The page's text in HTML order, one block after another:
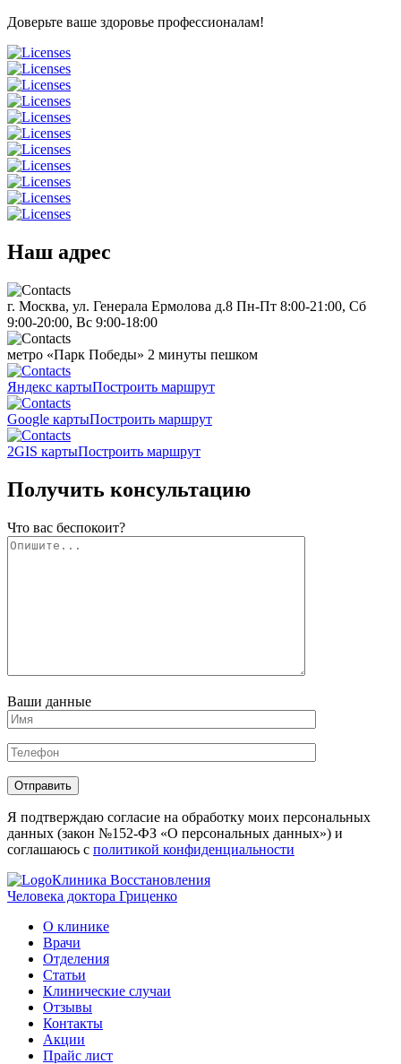
Доверьте ваше здоровье профессионалам!
Наш адрес
г. Москва, ул. Генерала Ермолова д.8 Пн-Пт 8:00-21:00, Сб
9:00-20:00, Вс 9:00-18:00
метро «Парк Победы» 2 минуты пешком
Яндекс картыПостроить маршрут
Google картыПостроить маршрут
2GIS картыПостроить маршрут
Получить консультацию
Что вас беспокоит?
Ваши данные
Отправить
Я подтверждаю согласие на обработку моих персональных
данных (закон №152-ФЗ «О персональных данных») и
соглашаюсь с политикой конфиденциальности
Клиника Восстановления
Человека доктора Гриценко
О клинике
Врачи
Отделения
Статьи
Клинические случаи
Отзывы
Контакты
Акции
Прайс лист